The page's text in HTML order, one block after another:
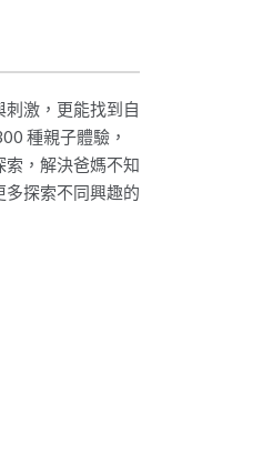
激，更能找到自
種親子體驗，
，解決爸媽不知
探索不同興趣的